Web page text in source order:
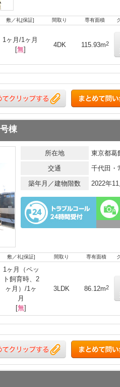
敷／礼[保証] 間取り 専有面積
1ヶ月/1ヶ月
[無]
4DK 115.93m2
棟
所在地
東京都葛
交通
千代田・
築年月／建物階数
2022年
敷／礼[保証] 間取り 専有面積
1ヶ月（ペッ
ト飼育時、2
ヶ月）/1ヶ
月
[無]
3LDK 86.12m2